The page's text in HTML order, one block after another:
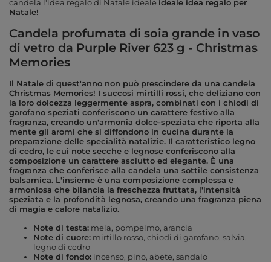
candela l'idea regalo di Natale ideale ideale idea regalo per
Natale!
Candela profumata di soia grande in vaso
di vetro da Purple River 623 g - Christmas
Memories
Il Natale di quest'anno non può prescindere da una candela
Christmas Memories! I succosi mirtilli rossi, che deliziano con
la loro dolcezza leggermente aspra, combinati con i chiodi di
garofano speziati conferiscono un carattere festivo alla
fragranza, creando un'armonia dolce-speziata che riporta alla
mente gli aromi che si diffondono in cucina durante la
preparazione delle specialità natalizie. Il caratteristico legno
di cedro, le cui note secche e legnose conferiscono alla
composizione un carattere asciutto ed elegante. È una
fragranza che conferisce alla candela una sottile consistenza
balsamica. L'insieme è una composizione complessa e
armoniosa che bilancia la freschezza fruttata, l'intensità
speziata e la profondità legnosa, creando una fragranza piena
di magia e calore natalizio.
Note di testa: mela, pompelmo, arancia
Note di cuore: mirtillo rosso, chiodi di garofano, salvia,
legno di cedro
Note di fondo: incenso, pino, abete, sandalo